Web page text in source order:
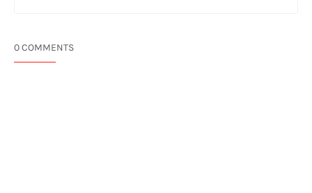
0 COMMENTS